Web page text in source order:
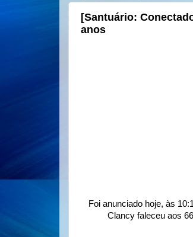
[Santuário:
anos
Foi anunciado hoje, às
Clancy faleceu aos